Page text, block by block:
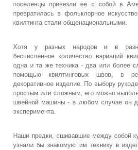
поселенцы привезли ее с собой в
превратилась в фольклорное
квилтинга стали общенациональными.
Хотя у разных народов и в
бесчисленное количество вариаций
одна и та же техника - два или более
помощью квилтинговых швов, в
декоративное изделие. По выбору
простым или сложным, его можно
швейной машины - в любом случае он
эксперимента.
Наши предки, сшивавшие между собой
узнали бы знакомую им технику в